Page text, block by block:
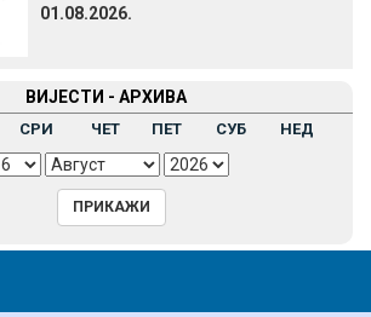
01.08.2026.
ВИЈЕСТИ - АРХИВА
СРИ ЧЕТ ПЕТ СУБ НЕД